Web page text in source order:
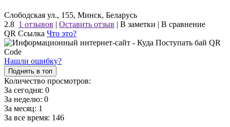
Слободская ул., 155, Минск, Беларусь
2.8 1 отзывов | Оставить отзыв | В заметки | В сравнение
QR Ссылка Что это?
Нашли ошибку?
Поднять в топ
Количество просмотров:
За сегодня: 0
За неделю: 0
За месяц: 1
За все время: 146